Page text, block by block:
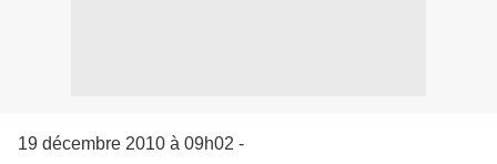
19 décembre 2010 à 09h02 -